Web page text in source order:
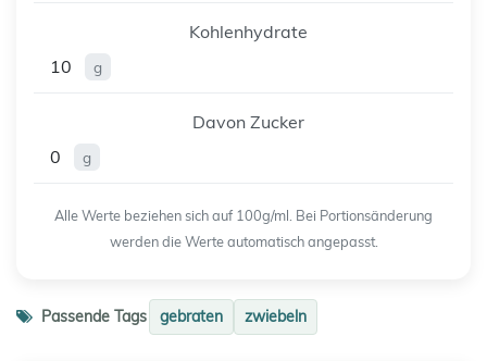
Kohlenhydrate
10
g
Davon Zucker
0
g
Alle Werte beziehen sich auf 100g/ml. Bei Portionsänderung
werden die Werte automatisch angepasst.
Passende Tags gebraten zwiebeln